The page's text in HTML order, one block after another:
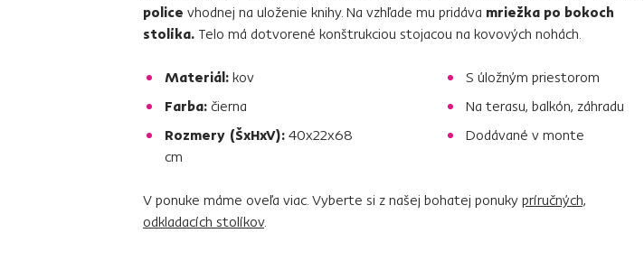
police vhodnej na uloženie knihy. Na vzhľade mu pridáva mriežka po bokoch
stolíka. Telo má dotvorené konštrukciou stojacou na kovových nohách.
Materiál: kov
Farba: čierna
Rozmery (ŠxHxV): 40x22x68
cm
S úložným priestorom
Na terasu, balkón, záhradu
Dodávané v monte
V ponuke máme oveľa viac. Vyberte si z našej bohatej ponuky príručných,
odkladacích stolíkov.